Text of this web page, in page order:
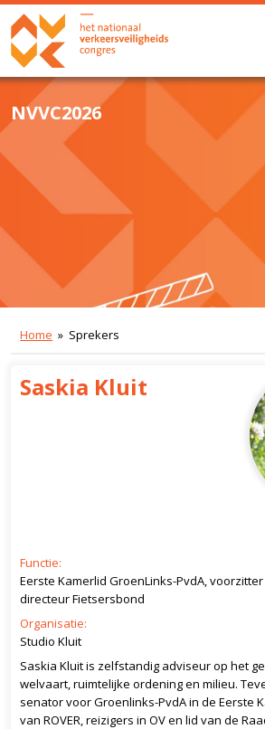
NVVC2026
Home » Sprekers
Saskia Kluit
Functie:
Eerste Kamerlid GroenLinks-PvdA,
directeur Fietsersbond
Organisatie:
Studio Kluit
Saskia Kluit is zelfstandig adviseur op het
welvaart, ruimtelijke ordening en milieu.
senator voor Groenlinks-PvdA in de Eerste
van ROVER, reizigers in OV en lid van de